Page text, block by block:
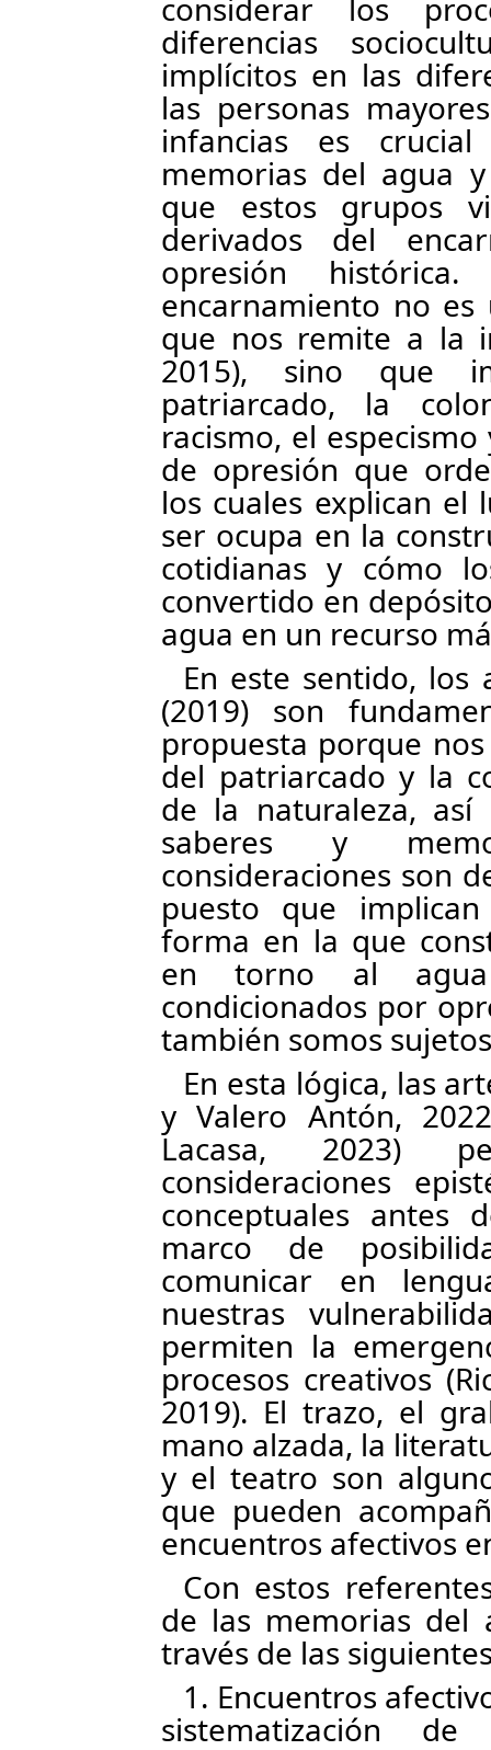
considerar los
diferencias
implícitos en las
las personas
infancias es
memorias del agua
que estos grupos
derivados del
opresión
encarnamiento no
que nos remite a la
2015), sino que
patriarcado, la
racismo, el
de opresión que
los cuales explican
ser ocupa en la
cotidianas y cómo
convertido en
agua en un recurso
En este sentido, los
(2019) son
propuesta porque
del patriarcado y la
de la naturaleza,
saberes y
consideraciones son
puesto que
forma en la que
en torno al
condicionados por
también somos
En esta lógica, las
y Valero Antón,
Lacasa, 2023)
consideraciones
conceptuales antes
marco de
comunicar en
nuestras
permiten la
procesos creativos
2019). El trazo, el
mano alzada, la
y el teatro son
que pueden
encuentros afectivos
Con estos
de las memorias del
través de las
1. Encuentros
sistematización